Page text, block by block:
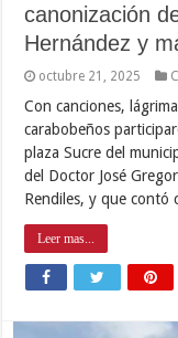
canonización
Hernández y
octubre 21, 2025
Con canciones,
carabobeños
plaza Sucre del
del Doctor José
Rendiles, y que contó
Leer mas...